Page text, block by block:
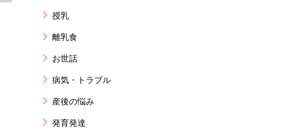
授乳
離乳食
お世話
病気・トラブル
産後の悩み
発育発達